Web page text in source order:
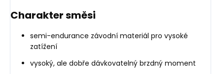
Charakter směsi
semi-endurance závodní materiál pro vysoké
zatížení
vysoký, ale dobře dávkovatelný brzdný moment